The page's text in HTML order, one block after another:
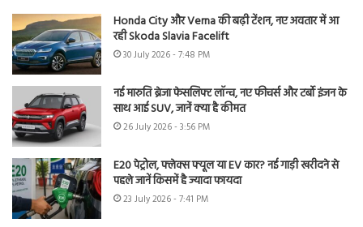
Honda City और Verna की बढ़ी टेंशन, नए अवतार में आ
रही Skoda Slavia Facelift
30 July 2026 - 7:48 PM
नई मारुति ब्रेजा फेसलिफ्ट लॉन्च, नए फीचर्स और टर्बो इंजन के
साथ आई SUV, जानें क्या है कीमत
26 July 2026 - 3:56 PM
E20 पेट्रोल, फ्लेक्स फ्यूल या EV कार? नई गाड़ी खरीदने से
पहले जानें किसमें है ज्यादा फायदा
23 July 2026 - 7:41 PM